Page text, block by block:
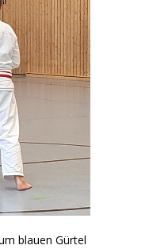
blauen Gürtel